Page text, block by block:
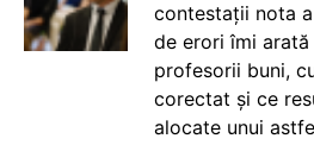
contestații nota
de erori îmi
profesorii buni,
corectat și ce
alocate unui